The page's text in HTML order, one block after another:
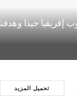
إفريقيا جيدا
تحميل المزيد